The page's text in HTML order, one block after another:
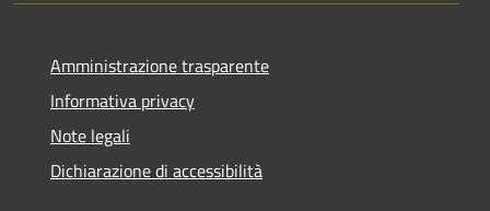
Amministrazione trasparente
Informativa privacy
Note legali
Dichiarazione di accessibilità